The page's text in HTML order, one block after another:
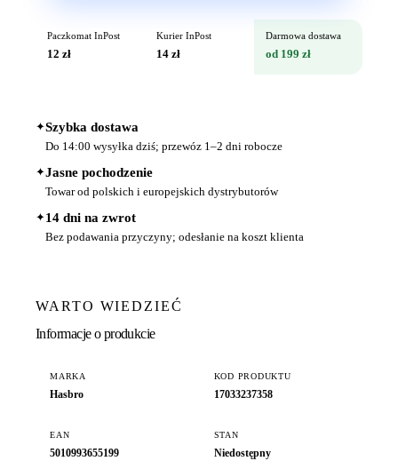
Paczkomat InPost
12 zł
Kurier InPost
14 zł
Darmowa dostawa
od 199 zł
✦Szybka dostawa
Do 14:00 wysyłka dziś; przewóz 1–2 dni robocze
✦Jasne pochodzenie
Towar od polskich i europejskich dystrybutorów
✦14 dni na zwrot
Bez podawania przyczyny; odesłanie na koszt klienta
WARTO WIEDZIEĆ
Informacje o produkcie
MARKA
Hasbro
KOD PRODUKTU
17033237358
EAN
5010993655199
STAN
Niedostępny